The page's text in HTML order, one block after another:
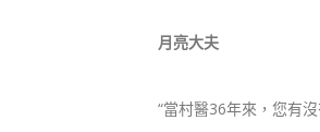
月亮大夫
“當村醫36年來，您有沒